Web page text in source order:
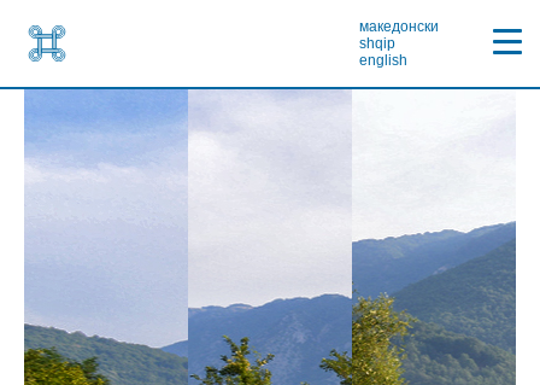
македонски
shqip
english